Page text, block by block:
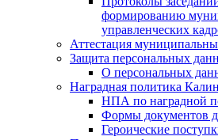
формированию
управленческих
Аттестация
Защита персональных
О персональных
Наградная политика
НПА по наградной
Формы документов
Героические